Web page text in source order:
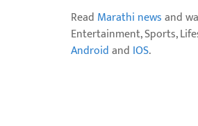
Read Marathi newsand
Entertainment, Sports,
Androidand IOS.